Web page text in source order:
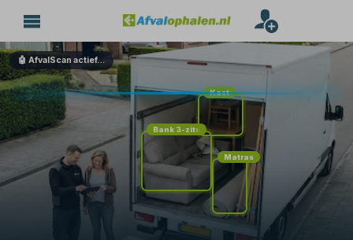
🤖 AfvalScan actief…
Bank 3-zits
Matras
Kast